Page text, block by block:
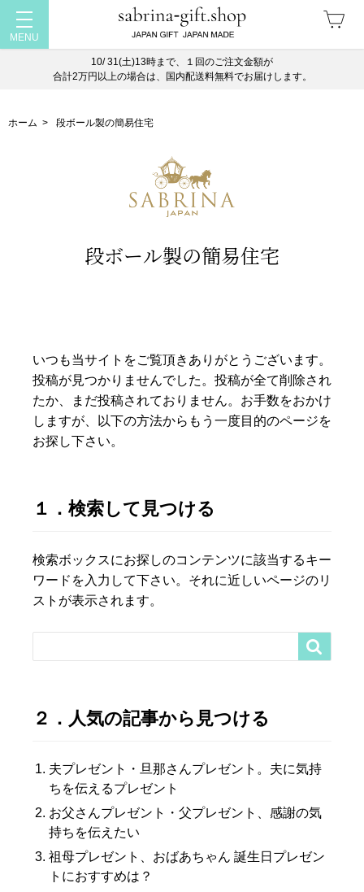
10/ 31(土)13時まで、１回のご注文金額が
合計2万円以上の場合は、国内配送料無料でお届けします。
ホーム > 段ボール製の簡易住宅
段ボール製の簡易住宅
いつも当サイトをご覧頂きありがとうございます。
投稿が見つかりませんでした。投稿が全て削除され
たか、まだ投稿されておりません。お手数をおかけ
しますが、以下の方法からもう一度目的のページを
お探し下さい。
１．検索して見つける
検索ボックスにお探しのコンテンツに該当するキー
ワードを入力して下さい。それに近しいページのリ
ストが表示されます。

２．人気の記事から見つける
夫プレゼント・旦那さんプレゼント。夫に気持
ちを伝えるプレゼント
お父さんプレゼント・父プレゼント、感謝の気
持ちを伝えたい
祖母プレゼント、おばあちゃん 誕生日プレゼン
トにおすすめは？